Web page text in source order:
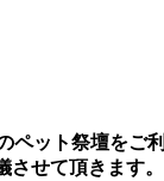
ペット祭壇をご利
せて頂きます。